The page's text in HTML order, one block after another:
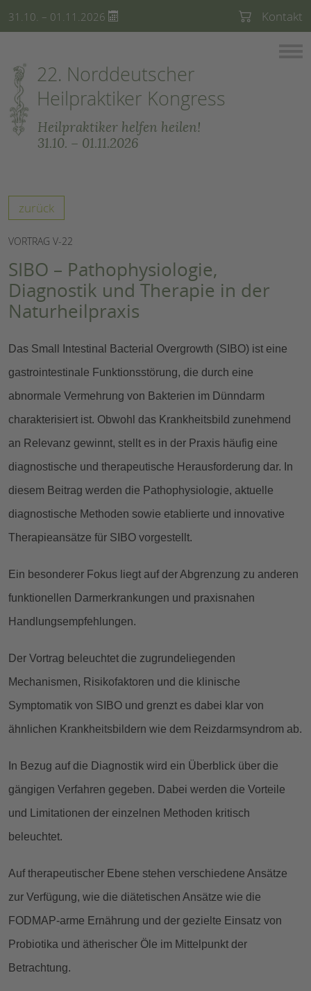
31.10. – 01.11.2026 Kontakt
22. Norddeutscher
Heilpraktiker Kongress
Heilpraktiker helfen heilen!
31.10. – 01.11.2026
zurück
VORTRAG V-22
SIBO – Pathophysiologie,
Diagnostik und Therapie in der
Naturheilpraxis
Das Small Intestinal Bacterial Overgrowth (SIBO) ist eine
gastrointestinale Funktionsstörung, die durch eine
abnormale Vermehrung von Bakterien im Dünndarm
charakterisiert ist. Obwohl das Krankheitsbild zunehmend
an Relevanz gewinnt, stellt es in der Praxis häufig eine
diagnostische und therapeutische Herausforderung dar. In
diesem Beitrag werden die Pathophysiologie, aktuelle
diagnostische Methoden sowie etablierte und innovative
Therapieansätze für SIBO vorgestellt.
Ein besonderer Fokus liegt auf der Abgrenzung zu anderen
funktionellen Darmerkrankungen und praxisnahen
Handlungsempfehlungen.
Der Vortrag beleuchtet die zugrundeliegenden
Mechanismen, Risikofaktoren und die klinische
Symptomatik von SIBO und grenzt es dabei klar von
ähnlichen Krankheitsbildern wie dem Reizdarmsyndrom ab.
In Bezug auf die Diagnostik wird ein Überblick über die
gängigen Verfahren gegeben. Dabei werden die Vorteile
und Limitationen der einzelnen Methoden kritisch
beleuchtet.
Auf therapeutischer Ebene stehen verschiedene Ansätze
zur Verfügung, wie die diätetischen Ansätze wie die
FODMAP-arme Ernährung und der gezielte Einsatz von
Probiotika und ätherischer Öle im Mittelpunkt der
Betrachtung.